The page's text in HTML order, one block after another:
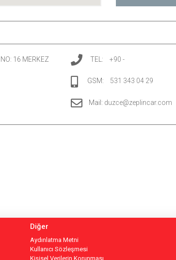
16 MERKEZ
TEL: +90 -
GSM: 531 343 04 29
Mail: duzce@zeplincar.com
Diğer
Aydınlatma Metni
Kullanıcı Sözleşmesi
Kişisel Verilerin Korunması